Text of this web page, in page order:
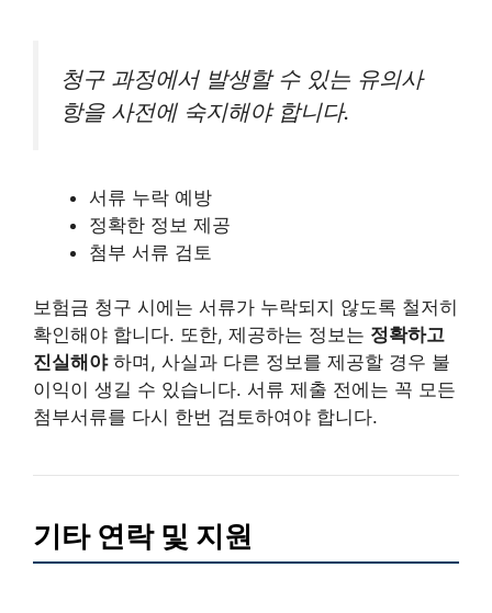
청구 과정에서 발생할 수 있는 유의사
항을 사전에 숙지해야 합니다.
서류 누락 예방
정확한 정보 제공
첨부 서류 검토
보험금 청구 시에는 서류가 누락되지 않도록 철저히
확인해야 합니다. 또한, 제공하는 정보는 정확하고
진실해야하며, 사실과 다른 정보를 제공할 경우 불
이익이 생길 수 있습니다. 서류 제출 전에는 꼭 모든
첨부서류를 다시 한번 검토하여야 합니다.
기타 연락 및 지원